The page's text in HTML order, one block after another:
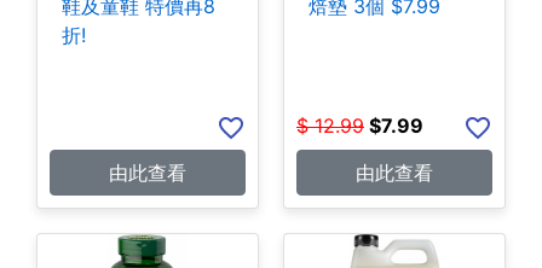
鞋及童鞋 特價再8
折!
由此查看
焙墊 3個 $7.99
$ 12.99 $7.99
由此查看